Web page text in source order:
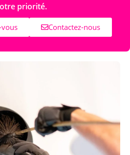
priorité.
vous Contactez-nous